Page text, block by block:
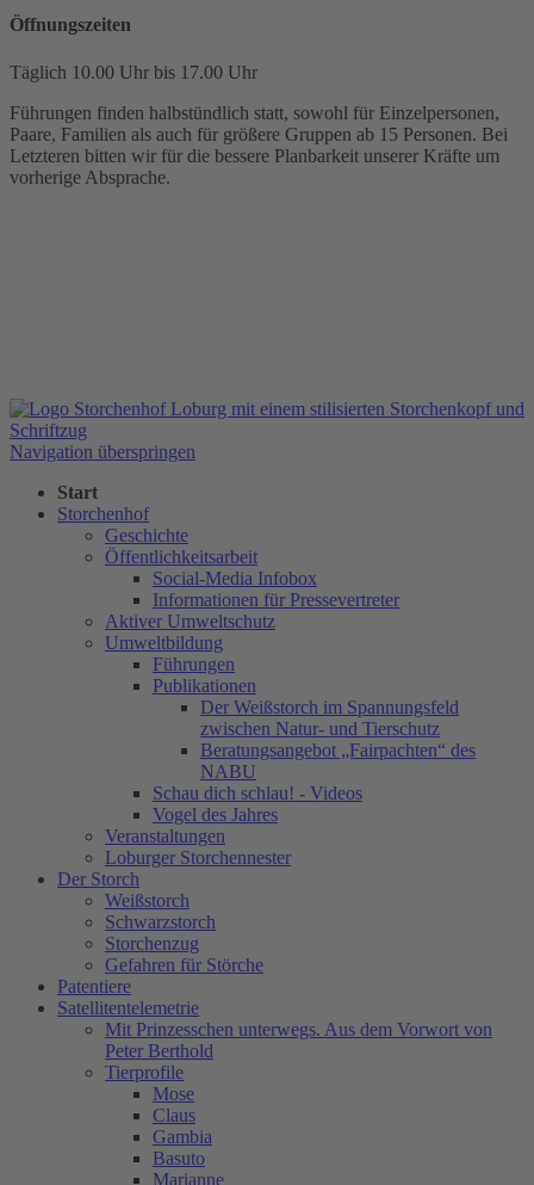
Öffnungszeiten
Täglich 10.00 Uhr bis 17.00 Uhr
Führungen finden halbstündlich statt, sowohl für Einzelpersonen,
Paare, Familien als auch für größere Gruppen ab 15 Personen. Bei
Letzteren bitten wir für die bessere Planbarkeit unserer Kräfte um
vorherige Absprache.
Navigation überspringen
Start
Storchenhof
Geschichte
Öffentlichkeitsarbeit
Social-Media Infobox
Informationen für Pressevertreter
Aktiver Umweltschutz
Umweltbildung
Führungen
Publikationen
Der Weißstorch im Spannungsfeld
zwischen Natur- und Tierschutz
Beratungsangebot „Fairpachten“ des
NABU
Schau dich schlau! - Videos
Vogel des Jahres
Veranstaltungen
Loburger Storchennester
Der Storch
Weißstorch
Schwarzstorch
Storchenzug
Gefahren für Störche
Patentiere
Satellitentelemetrie
Mit Prinzesschen unterwegs. Aus dem Vorwort von
Peter Berthold
Tierprofile
Mose
Claus
Gambia
Basuto
Marianne